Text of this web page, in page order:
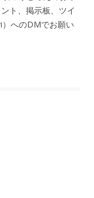
ト、掲示板、ツイ
へのDMでお願い